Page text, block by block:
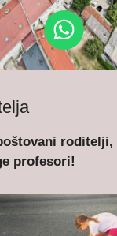
roditelji,
profesori!